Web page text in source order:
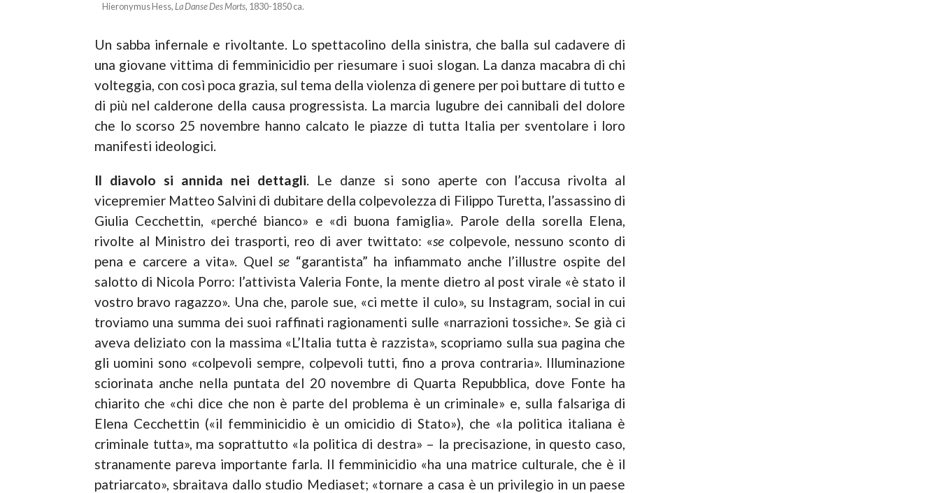
Hieronymus Hess,La Danse Des Morts, 1830­-1850 ca.
Un sabba infernale e rivoltante. Lo spettacoli­no della sinistra, che balla sul cadavere di
una giovane vittima di femminicidio per rie­sumare i suoi slogan. La danza macabra di chi
volteggia, con così poca grazia, sul tema della violenza di gene­re per poi buttare di tutto e
di più nel calderone della causa progressista. La marcia lugubre dei cannibali del dolore
che lo scorso 25 novembre hanno calcato le piazze di tutta Italia per sventolare i loro
manifesti ideologici.
Il diavolo si annida nei dettagli. Le danze si sono aperte con l’accusa rivolta al
vicepremier Matteo Salvi­ni di dubitare della colpevolezza di Filippo Turetta, l’assassino di
Giulia Cecchettin, «perché bianco» e «di buona famiglia». Parole della sorella Elena,
rivolte al Ministro dei trasporti, reo di aver twittato: «se colpe­vole, nessuno sconto di
pena e carcere a vita». Quelse “garantista” ha infiammato anche l’illustre ospite del
salotto di Nicola Porro: l’attivista Valeria Fonte, la mente dietro al post virale «è stato il
vostro bravo ragazzo». Una che, parole sue, «ci mette il culo», su Instagram, social in cui
troviamo una summa dei suoi raffinati ragionamenti sulle «narrazioni tossiche». Se già ci
aveva deliziato con la massima «L’Italia tutta è razzista», scopriamo sulla sua pagina che
gli uomini sono «colpevoli sempre, colpevoli tutti, fino a prova contraria». Illuminazione
sciorinata anche nella puntata del 20 novembre di Quarta Repubblica, dove Fonte ha
chiarito che «chi dice che non è parte del proble­ma è un criminale» e, sulla falsariga di
Elena Cecchettin («il femminicidio è un omicidio di Stato»), che «la politica italiana è
criminale tutta», ma soprattutto «la politica di destra» – la precisazione, in questo caso,
stranamente pareva importante farla. Il femminicidio «ha una matrice culturale, che è il
patriarcato», sbrai­tava dallo studio Mediaset; «tornare a casa è un privi­legio in un paese